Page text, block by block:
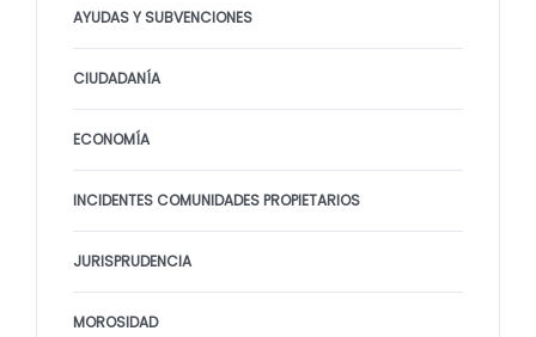
AYUDAS Y SUBVENCIONES
CIUDADANÍA
ECONOMÍA
INCIDENTES COMUNIDADES PROPIETARIOS
JURISPRUDENCIA
MOROSIDAD